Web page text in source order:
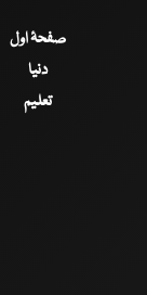
صفحۂ اول
دنیا
تعلیم